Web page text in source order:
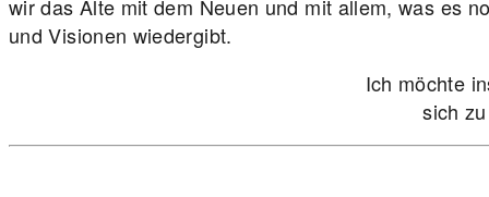
wir das Alte mit dem Neuen und mit allem, was es
und Visionen wiedergibt.
Ich möchte
sich